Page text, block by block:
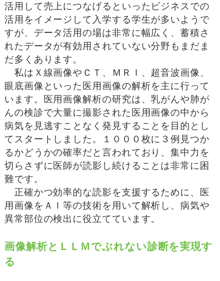
活用して売上につなげるといったビジネスでの
活用をイメージして入学する学生が多いようで
すが、データ活用の場は非常に幅広く、蓄積さ
れたデータが有効用されていない分野もまだま
だ多くあります。
私はＸ線画像やＣＴ、ＭＲＩ、超音波画像、
眼底画像といった医用画像の解析を主に行って
います。医用画像解析の研究は、乳がんや肺が
んの検診で大量に撮影された医用画像の中から
病気を見逃すことなく発見することを目的とし
てスタートしました。１０００枚に３例見つか
るかどうかの確率だと言われており、集中力を
切らさずに医師が読影し続けることは非常に困
難です。
正確かつ効率的な読影を支援するために、医
用画像をＡＩ等の技術を用いて解析し、病気や
異常部位の検出に役立てています。
画像解析とＬＬＭでぶれない診断を実現す
る